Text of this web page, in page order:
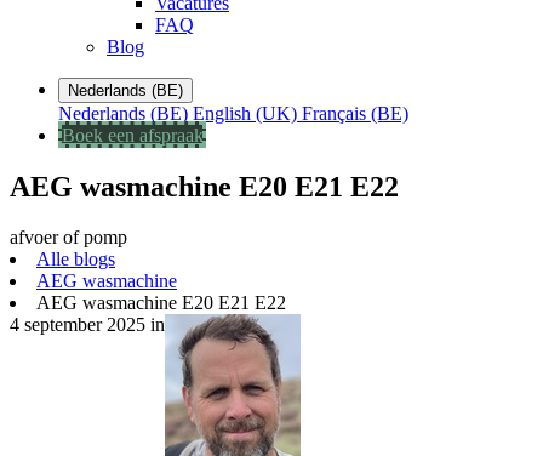
FAQ
Blog
Nederlands (BE)
Nederlands (BE) English (UK) Français (BE)
Boek een afspraak
AEG wasmachine E20 E21 E22
afvoer of pomp
Alle blogs
AEG wasmachine
AEG wasmachine E20 E21 E22
4 september 2025 in